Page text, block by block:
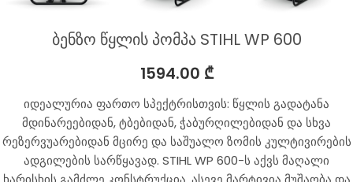
ბენზო წყლის პომპა STIHL WP 600
1594.00 ₾
იდეალურია ფართო სპექტრისთვის: წყლის გადატანა
მდინარეებიდან, ტბებიდან, ჭაბურღილებიდან და სხვა
რეზერვუარებიდან მცირე და საშუალო ზომის კულტივირების
ადგილების სარწყავად. STIHL WP 600-ს აქვს მაღალი